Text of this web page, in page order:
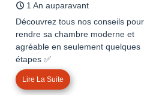
1 An auparavant
Découvrez tous nos conseils pour
rendre sa chambre moderne et
agréable en seulement quelques
étapes ✅
Lire La Suite